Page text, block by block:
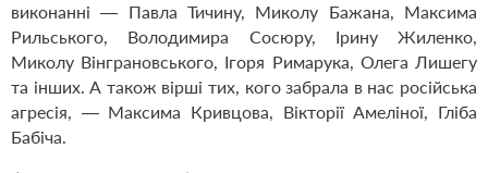
виконанні — Павла Тичину, Миколу Бажана, Максима
Рильського, Володимира Сосюру, Ірину Жиленко,
Миколу Вінграновського, Ігоря Римарука, Олега Лишегу
та інших. А також вірші тих, кого забрала в нас російська
агресія, — Максима Кривцова, Вікторії Амеліної, Гліба
Бабіча.